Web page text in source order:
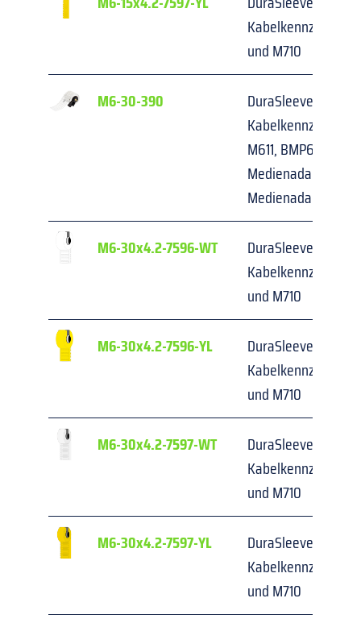
und M710
M6-30-390
DuraSleeve®
M611, BMP61,
Medienadapter)
Medienadapter)
M6-30x4.2-7596-WT
DuraSleeve
und M710
M6-30x4.2-7596-YL
DuraSleeve
und M710
M6-30x4.2-7597-WT
DuraSleeve
und M710
M6-30x4.2-7597-YL
DuraSleeve
und M710